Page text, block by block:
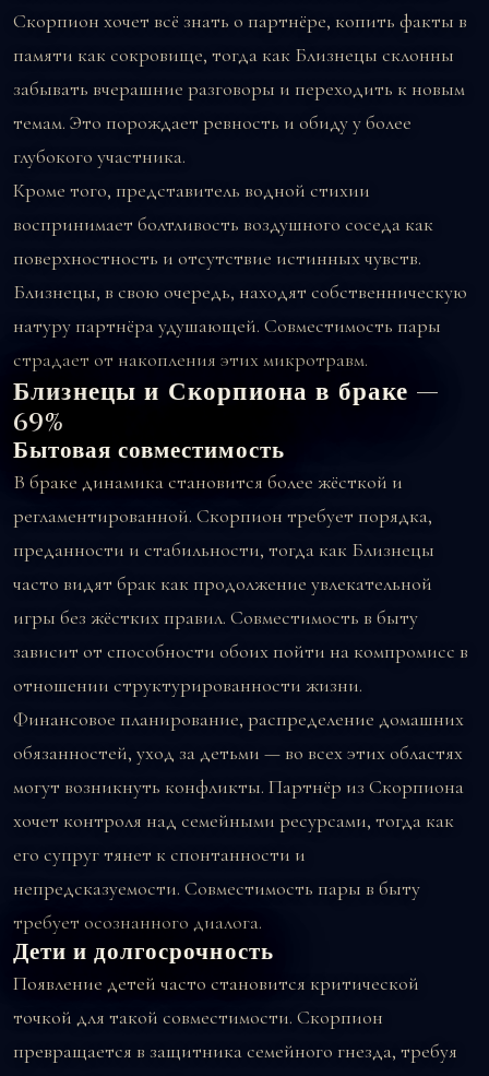
Скорпион хочет всё знать о партнёре, копить факты в
памяти как сокровище, тогда как Близнецы склонны
забывать вчерашние разговоры и переходить к новым
темам. Это порождает ревность и обиду у более
глубокого участника.
Кроме того, представитель водной стихии
воспринимает болтливость воздушного соседа как
поверхностность и отсутствие истинных чувств.
Близнецы, в свою очередь, находят собственническую
натуру партнёра удушающей. Совместимость пары
страдает от накопления этих микротравм.
Близнецы и Скорпиона в браке —
69%
Бытовая совместимость
В браке динамика становится более жёсткой и
регламентированной. Скорпион требует порядка,
преданности и стабильности, тогда как Близнецы
часто видят брак как продолжение увлекательной
игры без жёстких правил. Совместимость в быту
зависит от способности обоих пойти на компромисс в
отношении структурированности жизни.
Финансовое планирование, распределение домашних
обязанностей, уход за детьми — во всех этих областях
могут возникнуть конфликты. Партнёр из Скорпиона
хочет контроля над семейными ресурсами, тогда как
его супруг тянет к спонтанности и
непредсказуемости. Совместимость пары в быту
требует осознанного диалога.
Дети и долгосрочность
Появление детей часто становится критической
точкой для такой совместимости. Скорпион
превращается в защитника семейного гнезда, требуя